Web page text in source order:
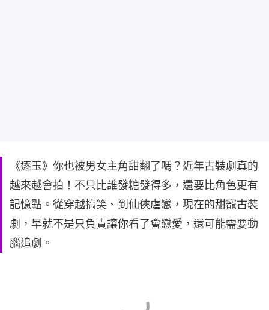
《逐玉》你也被男女主角甜翻了嗎？近年古裝劇真的
越來越會拍！不只比誰發糖發得多，還要比角色更有
記憶點。從穿越搞笑、到仙俠虐戀，現在的甜寵古裝
劇，早就不是只負責讓你看了會戀愛，還可能需要動
腦追劇。